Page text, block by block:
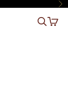
Panier